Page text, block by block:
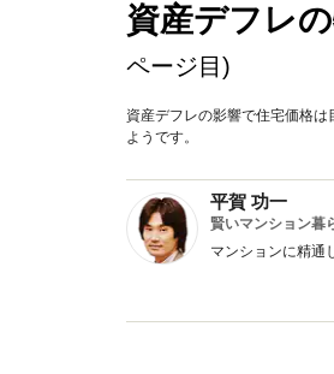
資産デフレ
ページ目)
資産デフレの影響で住宅価格
ようです。
平賀 功一
賢いマンション暮
マンションに精通